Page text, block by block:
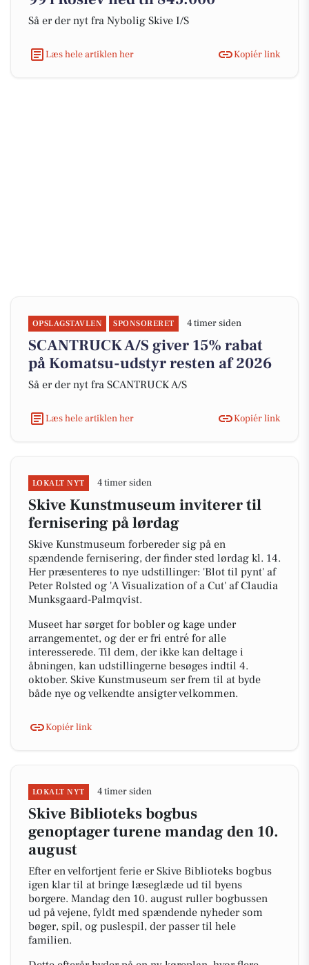
Så er der nyt fra Nybolig Skive I/S
Læs hele artiklen her Kopiér link
OPSLAGSTAVLEN SPONSORERET 4 timer siden
SCANTRUCK A/S giver 15% rabat
på Komatsu-udstyr resten af 2026
Så er der nyt fra SCANTRUCK A/S
Læs hele artiklen her Kopiér link
LOKALT NYT 4 timer siden
Skive Kunstmuseum inviterer til
fernisering på lørdag
Skive Kunstmuseum forbereder sig på en
spændende fernisering, der finder sted lørdag kl. 14.
Her præsenteres to nye udstillinger: 'Blot til pynt' af
Peter Rolsted og 'A Visualization of a Cut' af Claudia
Munksgaard-Palmqvist.
Museet har sørget for bobler og kage under
arrangementet, og der er fri entré for alle
interesserede. Til dem, der ikke kan deltage i
åbningen, kan udstillingerne besøges indtil 4.
oktober. Skive Kunstmuseum ser frem til at byde
både nye og velkendte ansigter velkommen.
Kopiér link
LOKALT NYT 4 timer siden
Skive Biblioteks bogbus
genoptager turene mandag den 10.
august
Efter en velfortjent ferie er Skive Biblioteks bogbus
igen klar til at bringe læseglæde ud til byens
borgere. Mandag den 10. august ruller bogbussen
ud på vejene, fyldt med spændende nyheder som
bøger, spil, og puslespil, der passer til hele
familien.